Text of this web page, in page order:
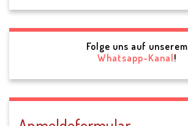
Folge uns auf unserem
Whatsapp-Kanal!